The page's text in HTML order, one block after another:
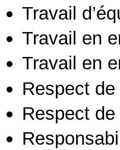
Travail
Travail en
Travail en
Respect
Respect de